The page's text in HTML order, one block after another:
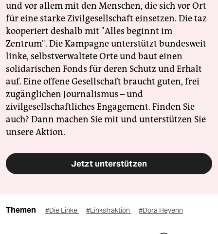
und vor allem mit den Menschen, die sich vor Ort
für eine starke Zivilgesellschaft einsetzen. Die taz
kooperiert deshalb mit "Alles beginnt im
Zentrum". Die Kampagne unterstützt bundesweit
linke, selbstverwaltete Orte und baut einen
solidarischen Fonds für deren Schutz und Erhalt
auf. Eine offene Gesellschaft braucht guten, frei
zugänglichen Journalismus – und
zivilgesellschaftliches Engagement. Finden Sie
auch? Dann machen Sie mit und unterstützen Sie
unsere Aktion.
Jetzt unterstützen
Themen #Die Linke #Linksfraktion #Dora Heyenn